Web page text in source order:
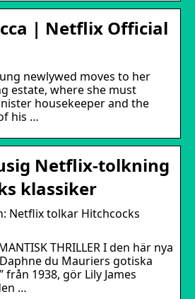
| Netflix Official
newlywed moves to her
estate, where she must
housekeeper and the
his …
Netflix-tolkning
klassiker
Netflix tolkar Hitchcocks
THRILLER I den här nya
du Mauriers gotiska
från 1938, gör Lily James
…